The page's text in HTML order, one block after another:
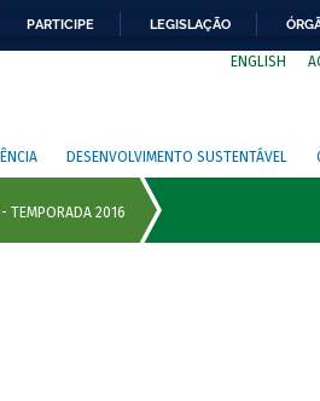
PARTICIPE LEGISLAÇÃO
ENGLISH
DESENVOLVIMENTO SUSTENTÁVEL